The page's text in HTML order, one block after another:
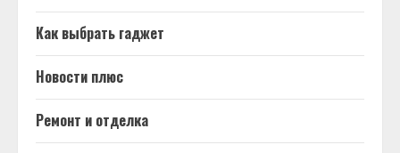
Как выбрать гаджет
Новости плюс
Ремонт и отделка